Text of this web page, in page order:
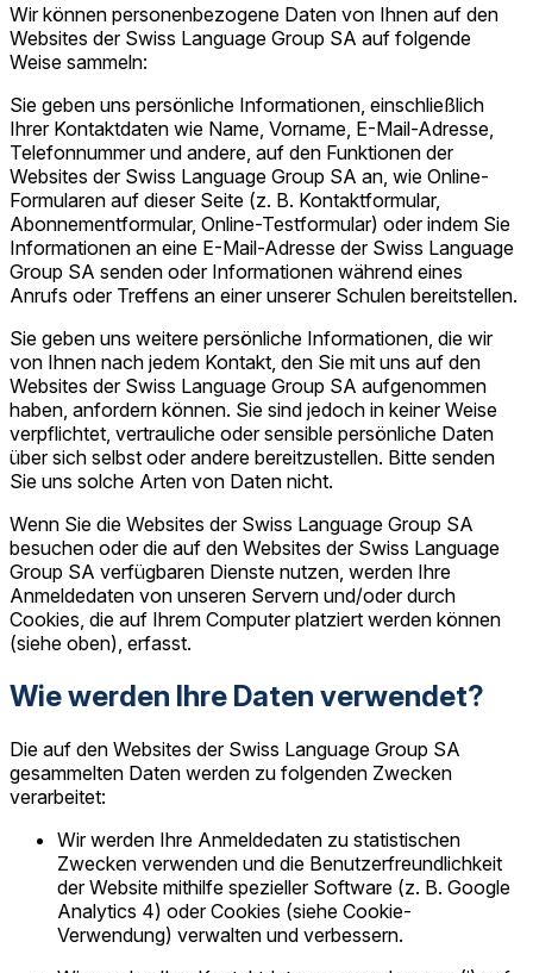
Wir können personenbezogene Daten von Ihnen auf den
Websites der Swiss Language Group SA auf folgende
Weise sammeln:
Sie geben uns persönliche Informationen, einschließlich
Ihrer Kontaktdaten wie Name, Vorname, E-Mail-Adresse,
Telefonnummer und andere, auf den Funktionen der
Websites der Swiss Language Group SA an, wie Online-
Formularen auf dieser Seite (z. B. Kontaktformular,
Abonnementformular, Online-Testformular) oder indem Sie
Informationen an eine E-Mail-Adresse der Swiss Language
Group SA senden oder Informationen während eines
Anrufs oder Treffens an einer unserer Schulen bereitstellen.
Sie geben uns weitere persönliche Informationen, die wir
von Ihnen nach jedem Kontakt, den Sie mit uns auf den
Websites der Swiss Language Group SA aufgenommen
haben, anfordern können. Sie sind jedoch in keiner Weise
verpflichtet, vertrauliche oder sensible persönliche Daten
über sich selbst oder andere bereitzustellen. Bitte senden
Sie uns solche Arten von Daten nicht.
Wenn Sie die Websites der Swiss Language Group SA
besuchen oder die auf den Websites der Swiss Language
Group SA verfügbaren Dienste nutzen, werden Ihre
Anmeldedaten von unseren Servern und/oder durch
Cookies, die auf Ihrem Computer platziert werden können
(siehe oben), erfasst.
Wie werden Ihre Daten verwendet?
Die auf den Websites der Swiss Language Group SA
gesammelten Daten werden zu folgenden Zwecken
verarbeitet:
Wir werden Ihre Anmeldedaten zu statistischen
Zwecken verwenden und die Benutzerfreundlichkeit
der Website mithilfe spezieller Software (z. B. Google
Analytics 4) oder Cookies (siehe Cookie-
Verwendung) verwalten und verbessern.